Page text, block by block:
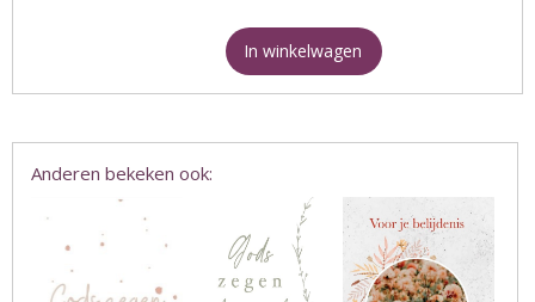
In winkelwagen
Anderen bekeken ook: